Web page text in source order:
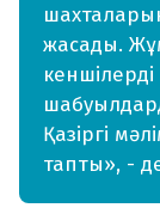
жасады.
Қазіргі
тапты», -